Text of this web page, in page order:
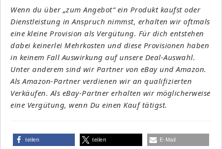
Wenn du über „zum Angebot“ ein Produkt kaufst oder
Dienstleistung in Anspruch nimmst, erhalten wir oftmals
eine kleine Provision als Vergütung. Für dich entstehen
dabei keinerlei Mehrkosten und diese Provisionen haben
in keinem Fall Auswirkung auf unsere Deal-Auswahl.
Unter anderem sind wir Partner von eBay und Amazon.
Als Amazon-Partner verdienen wir an qualifizierten
Verkäufen. Als eBay-Partner erhalten wir möglicherweise
eine Vergütung, wenn Du einen Kauf tätigst.
teilen teilen E-Mail